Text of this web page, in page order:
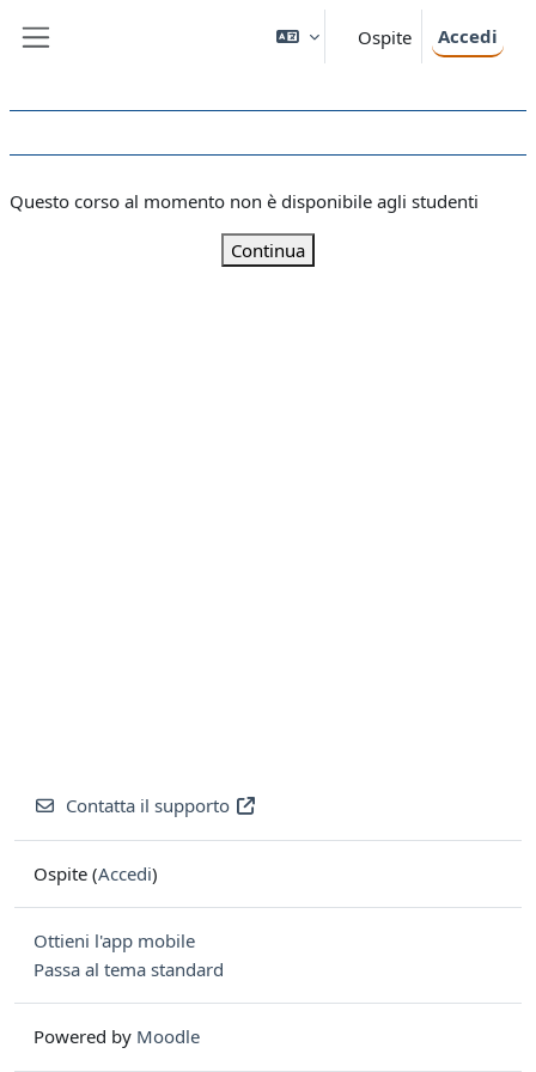
Ospite Accedi
Questo corso al momento non è disponibile agli studenti
Continua
Contatta il supporto
Ospite (Accedi)
Ottieni l'app mobile
Passa al tema standard
Powered by Moodle